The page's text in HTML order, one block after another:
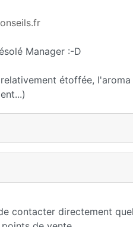
Manager :-D
étoffée,
contacter directement